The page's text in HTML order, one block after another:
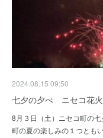
2024.08.15 09:50
七夕の夕べ ニセコ花
8月３日（土）ニセコ町の
町の夏の楽しみの１つとも